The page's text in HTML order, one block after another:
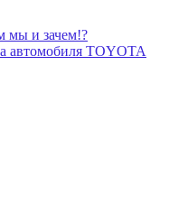
мы и зачем!?
автомобиля TOYOTA